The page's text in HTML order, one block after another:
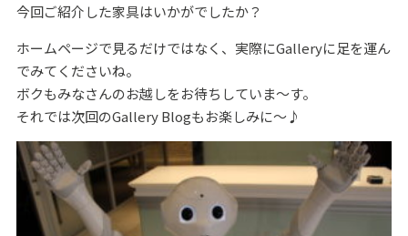
今回ご紹介した家具はいかがでしたか？
ホームページで見るだけではなく、実際にGalleryに足を運ん
でみてくださいね。
ボクもみなさんのお越しをお待ちしていま～す。
それでは次回のGallery Blogもお楽しみに～♪